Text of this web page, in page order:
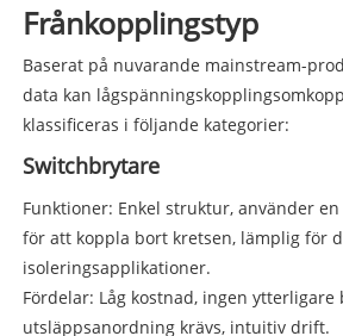
Frånkopplingstyp
Baserat på nuvarande mainstream-
data kan
klassificeras i följande kategorier:
Switchbrytare
Funktioner: Enkel struktur, använder
för att koppla bort kretsen, lämplig för
isoleringsapplikationer.
Fördelar: Låg kostnad, ingen ytterligare
utsläppsanordning krävs, intuitiv drift.